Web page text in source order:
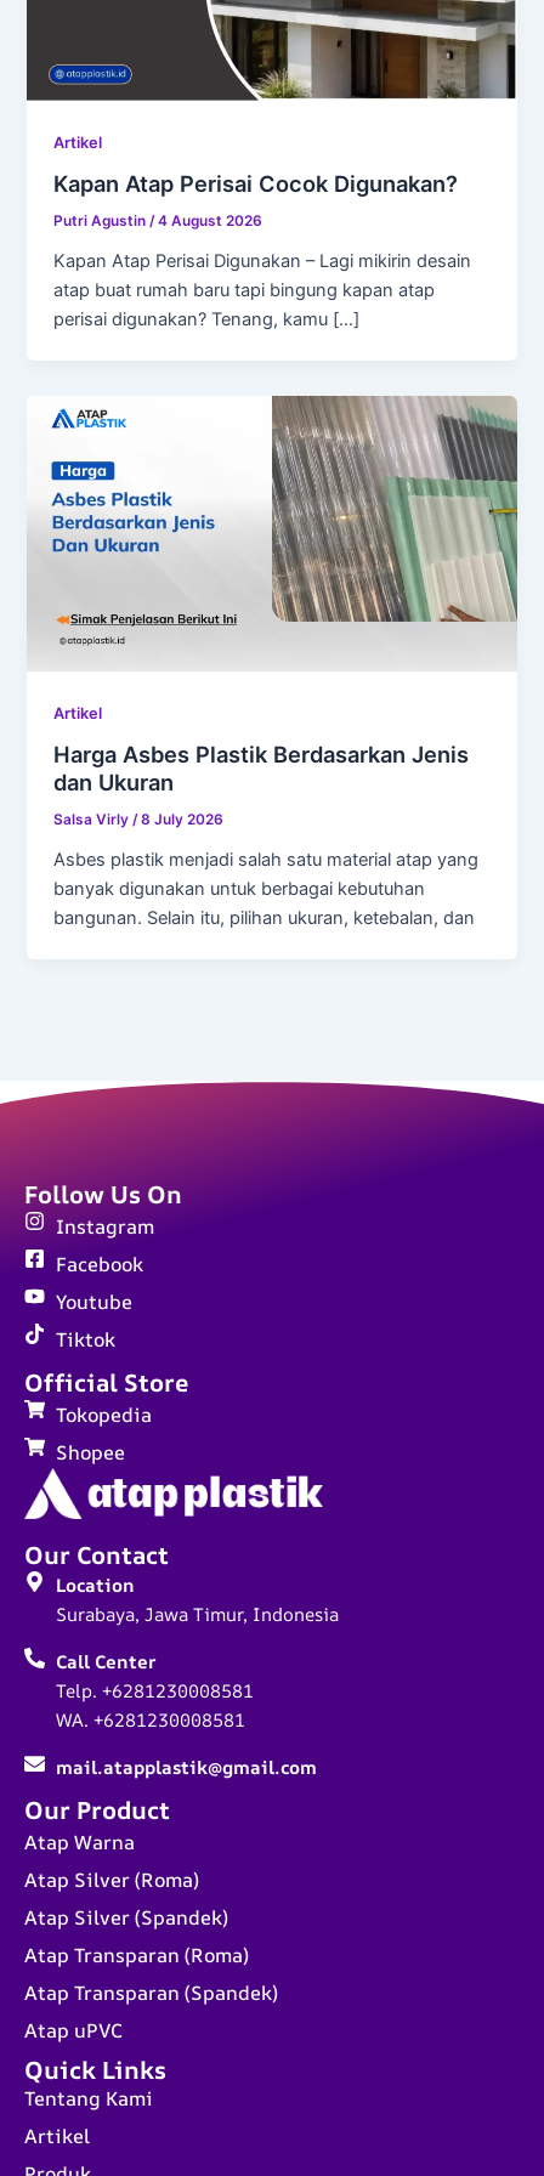
Artikel
Kapan Atap Perisai Cocok Digunakan?
Putri Agustin/4 August 2026
Kapan Atap Perisai Digunakan – Lagi mikirin desain
atap buat rumah baru tapi bingung kapan atap
perisai digunakan? Tenang, kamu […]
Artikel
Harga Asbes Plastik Berdasarkan Jenis
dan Ukuran
Salsa Virly/8 July 2026
Asbes plastik menjadi salah satu material atap yang
banyak digunakan untuk berbagai kebutuhan
bangunan. Selain itu, pilihan ukuran, ketebalan, dan
Quick Links
Tentang Kami
Artikel
Our Product
Atap Warna
Atap Silver (Roma)
Atap Silver (Spandek)
Atap Transparan (Roma)
Atap Transparan (Spandek)
Atap uPVC
Our Contact
Location
Surabaya, Jawa Timur, Indonesia
Call Center
Telp. +6281230008581
WA. +6281230008581
mail.atapplastik@gmail.com
Official Store
Tokopedia
Shopee
Follow Us On
Instagram
Facebook
Youtube
Tiktok